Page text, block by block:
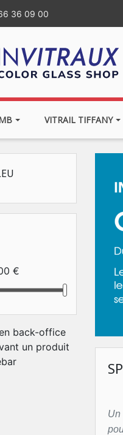
36 09 00
VITRAIL TIFFANY
€
back-office
un produit
Un